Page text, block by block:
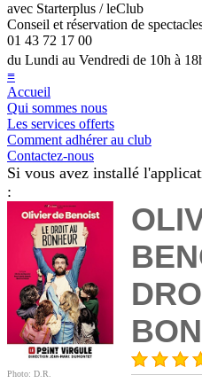
avec Starterplus / leClub
Conseil et réservation de
01 43 72 17 00
du Lundi au Vendredi de 10h à
≡
Accueil
Qui sommes nous
Les services offerts
Comment adhérer au club
Contactez-nous
Si vous avez installé
:
Photo: D.R.